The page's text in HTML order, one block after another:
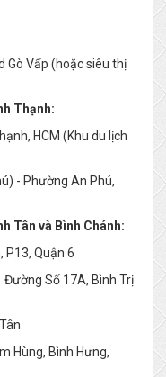
Gò Vấp (hoặc siêu thị
Thạnh:
HCM (Khu du lịch
- Phường An Phú,
Tân và Bình Chánh:
P13, Quận 6
Đường Số 17A, Bình Trị
Hùng, Bình Hưng,